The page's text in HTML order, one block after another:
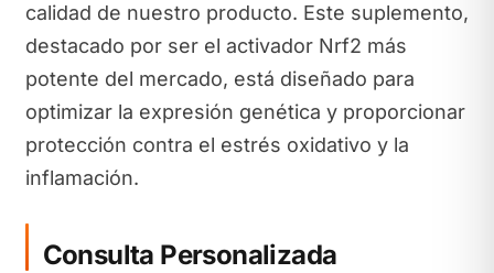
calidad de nuestro producto. Este suplemento,
destacado por ser el activador Nrf2 más
potente del mercado, está diseñado para
optimizar la expresión genética y proporcionar
protección contra el estrés oxidativo y la
inflamación.
Consulta Personalizada